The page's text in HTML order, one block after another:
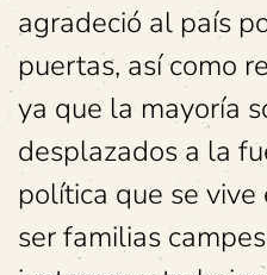
agradeció al país
puertas, así como
ya que la mayoría
desplazados a la
política que se vive
ser familias